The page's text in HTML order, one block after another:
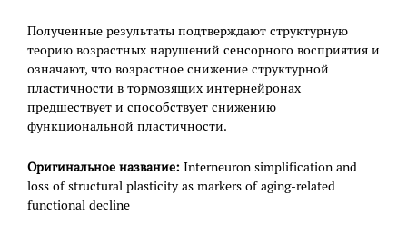
Полученные результаты подтверждают структурную
теорию возрастных нарушений сенсорного восприятия и
означают, что возрастное снижение структурной
пластичности в тормозящих интернейронах
предшествует и способствует снижению
функциональной пластичности.
Оригинальное название: Interneuron simplification and
loss of structural plasticity as markers of aging-related
functional decline